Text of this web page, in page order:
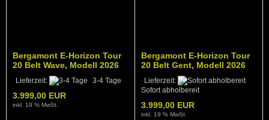
Bergamont E-Horizon Tour
20 Belt Wave, Modell 2026
mit Bosch PX, warm sand
Lieferzeit: 3-4 Tage
3.999,00 EUR
inkl. 19 % MwSt.
Bergamont E-Horizon Tour
20 Belt Gent, Modell 2026
mit Bosch PX, warm sand
Lieferzeit:
Sofort abholbereit
3.999,00 EUR
inkl. 19 % MwSt.